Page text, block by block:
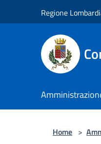
Regione
Home >